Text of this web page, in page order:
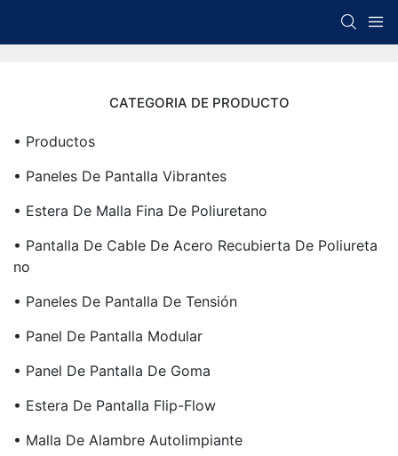
CATEGORIA DE PRODUCTO
• Productos
• Paneles De Pantalla Vibrantes
• Estera De Malla Fina De Poliuretano
• Pantalla De Cable De Acero Recubierta De Poliureta
No
• Paneles De Pantalla De Tensión
• Panel De Pantalla Modular
• Panel De Pantalla De Goma
• Estera De Pantalla Flip-Flow
• Malla De Alambre Autolimpiante